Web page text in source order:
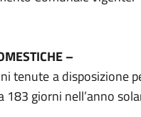
–
tenute a disposizione
giorni nell’anno